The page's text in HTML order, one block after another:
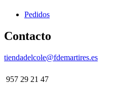
Pedidos
Contacto
tiendadelcole@fdemartires.es
957 29 21 47